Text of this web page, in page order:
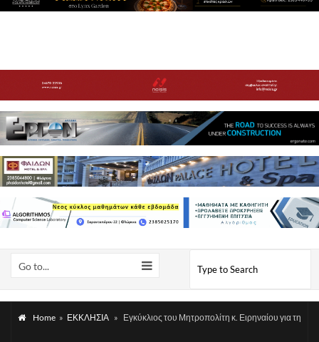
Go to...
Home » ΕΚΚΛΗΣΙΑ » Εγκύκλιος του Μητροπολίτη κ. Ειρηναίου για τη